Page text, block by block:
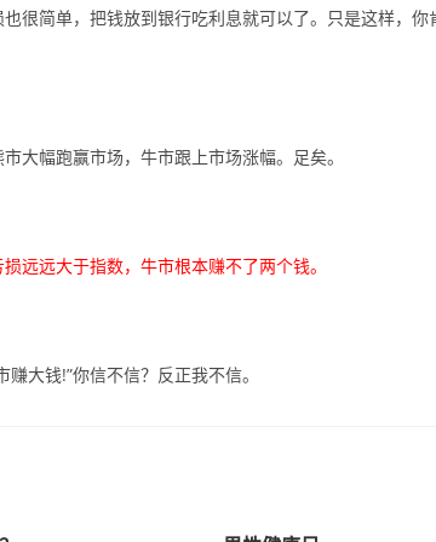
很简单，把钱放到银行吃利息就可以了。只是这样，
幅跑赢市场，牛市跟上市场涨幅。足矣。
远远大于指数，牛市根本赚不了两个钱。
大钱!”你信不信？反正我不信。